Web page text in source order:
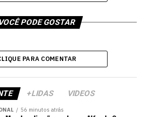
VOCÊ PODE GOSTAR
PARA COMENTAR
+LIDAS VIDEOS
56 minutos atrás